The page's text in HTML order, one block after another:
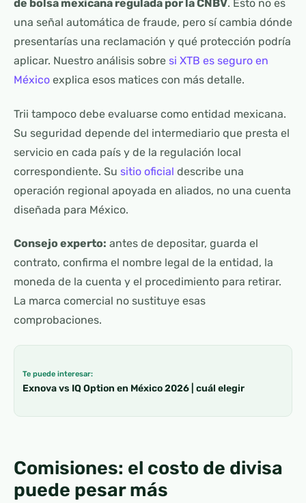
de bolsa mexicana regulada por la CNBV. Esto no es
una señal automática de fraude, pero sí cambia dónde
presentarías una reclamación y qué protección podría
aplicar. Nuestro análisis sobre si XTB es seguro en
México explica esos matices con más detalle.
Trii tampoco debe evaluarse como entidad mexicana.
Su seguridad depende del intermediario que presta el
servicio en cada país y de la regulación local
correspondiente. Su sitio oficial describe una
operación regional apoyada en aliados, no una cuenta
diseñada para México.
Consejo experto: antes de depositar, guarda el
contrato, confirma el nombre legal de la entidad, la
moneda de la cuenta y el procedimiento para retirar.
La marca comercial no sustituye esas
comprobaciones.
Te puede interesar:
Exnova vs IQ Option en México 2026 | cuál elegir
Comisiones: el costo de divisa
puede pesar más